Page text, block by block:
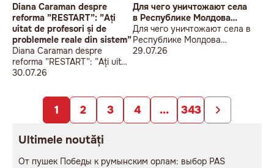
Diana Caraman despre
reforma ”RESTART”: ”Ați
uitat de profesori și de
problemele reale din sistem”
Diana Caraman despre
reforma ”RESTART”: ”Ați uitat
de profesori și de problemele
30.07.26
Для чего уничтожают села
в Республике Молдова…
Для чего уничтожают села в
Республике Молдова…
29.07.26
1 2 3 4 ... 343
Ultimele noutăți
От пушек Победы к румынским орлам: выбор PAS